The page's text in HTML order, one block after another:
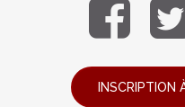
INSCRIPTION